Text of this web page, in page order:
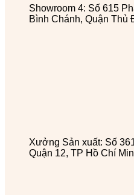
Showroom 4: Số 615
Bình Chánh, Quận Thủ
Xưởng Sản xuất: Số
Quận 12, TP Hồ Chí